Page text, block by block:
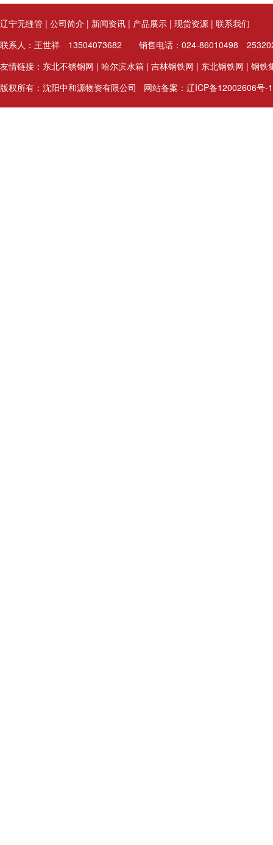
辽宁无缝管 | 公司简介 | 新闻资讯 | 产品展示 | 现货资源 | 联系我们
联系人：王世祥 13504073682 销售电话：024-86010498
友情链接： 东北不锈钢网 | 哈尔滨水箱 | 吉林钢铁网 | 东北钢铁网 | 钢铁
版权所有：沈阳中和源物资有限公司 网站备案： 辽ICP备12002606号-1